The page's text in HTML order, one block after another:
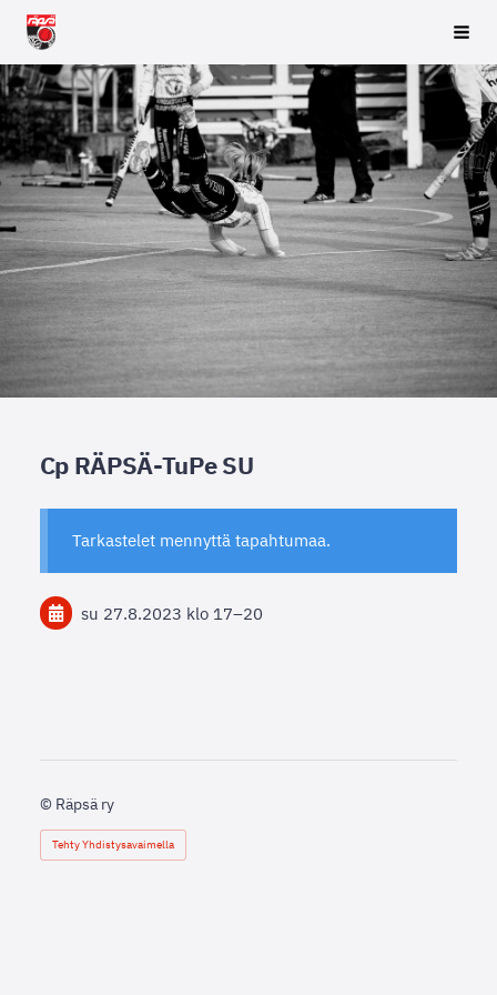
Siirry
sivun
sisältöön
Räpsä ry
Cp RÄPSÄ-TuPe SU
Tarkastelet mennyttä tapahtumaa.
su 27.8.2023 klo 17–20
© Räpsä ry
Tehty Yhdistysavaimella